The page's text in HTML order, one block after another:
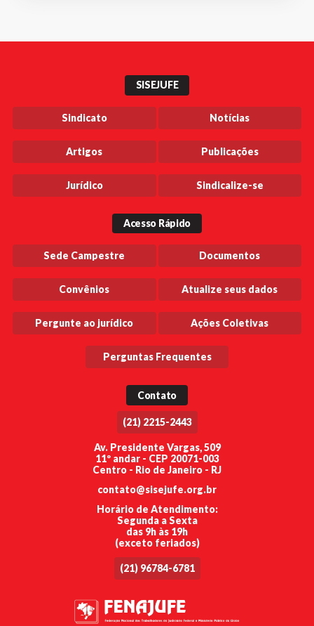
SISEJUFE
Sindicato Notícias
Artigos Publicações
Jurídico Sindicalize-se
Acesso Rápido
Sede Campestre Documentos
Convênios Atualize seus dados
Pergunte ao jurídico Ações Coletivas
Perguntas Frequentes
Contato
(21) 2215-2443
Av. Presidente Vargas, 509
11º andar - CEP 20071-003
Centro - Rio de Janeiro - RJ
contato@sisejufe.org.br
Horário de Atendimento:
Segunda a Sexta
das 9h às 19h
(exceto feriados)
(21) 96784-6781